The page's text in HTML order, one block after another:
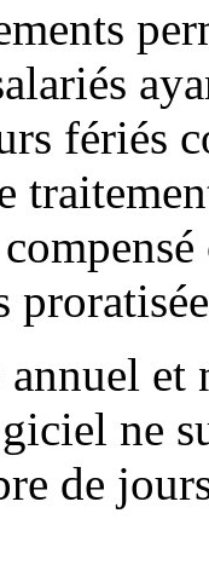
fériés
et
ne
de